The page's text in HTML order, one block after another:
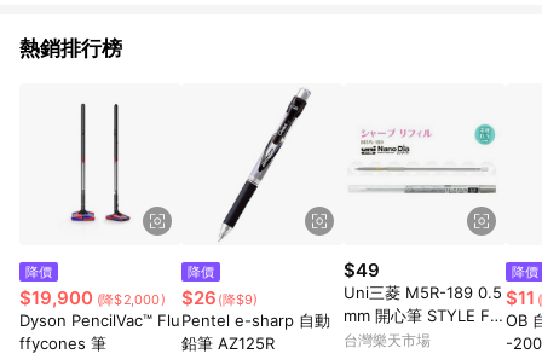
熱銷排行榜
降價
$19,900 (降$2,000)
Dyson PencilVac™ Flu
ffycones 筆
降價
$26 (降$9)
Pentel e-sharp 自動
鉛筆 AZ125R
$49
Uni三菱 M5R-189 0.5
mm 開心筆 STYLE FIT
自動鉛筆筆芯 自動筆芯
台灣樂天市場
降價
$11
OB
-